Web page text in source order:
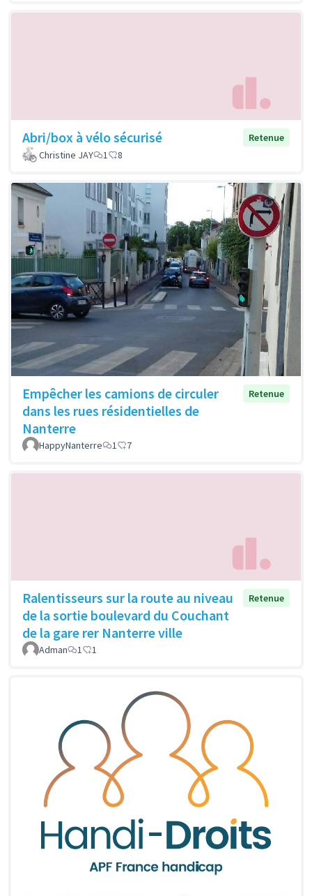
Abri/box à vélo sécurisé
Retenue
Christine JAY
1 8
Empêcher les camions de circuler
dans les rues résidentielles de
Nanterre
Retenue
HappyNanterre 1 7
Ralentisseurs sur la route au niveau
de la sortie boulevard du Couchant
de la gare rer Nanterre ville
Retenue
Adman 1 1